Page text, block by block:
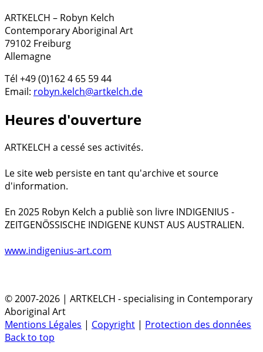
ARTKELCH – Robyn Kelch
Contemporary Aboriginal Art
79102 Freiburg
Allemagne
Tél +49 (0)162 4 65 59 44
Email: robyn.kelch@artkelch.de
Heures d'ouverture
ARTKELCH a cessé ses activités.
Le site web persiste en tant qu'archive et source
d'information.
En 2025 Robyn Kelch a publiè son livre INDIGENIUS -
ZEITGENÖSSISCHE INDIGENE KUNST AUS AUSTRALIEN.
www.indigenius-art.com
© 2007-2026 | ARTKELCH - specialising in Contemporary
Aboriginal Art
Mentions Légales | Copyright | Protection des données
Back to top